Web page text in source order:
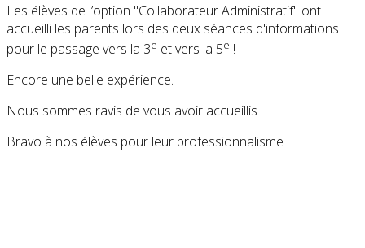
Les élèves de l’option "Collaborateur Administratif" ont
accueilli les parents lors des deux séances d'informations
pour le passage vers la 3e et vers la 5e !
Encore une belle expérience.
Nous sommes ravis de vous avoir accueillis !
Bravo à nos élèves pour leur professionnalisme !